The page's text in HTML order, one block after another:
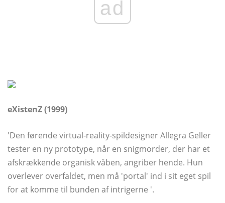
ad
eXistenZ (1999)
'Den førende virtual-reality-spildesigner Allegra Geller
tester en ny prototype, når en snigmorder, der har et
afskrækkende organisk våben, angriber hende. Hun
overlever overfaldet, men må 'portal' ind i sit eget spil
for at komme til bunden af ​​intrigerne '.